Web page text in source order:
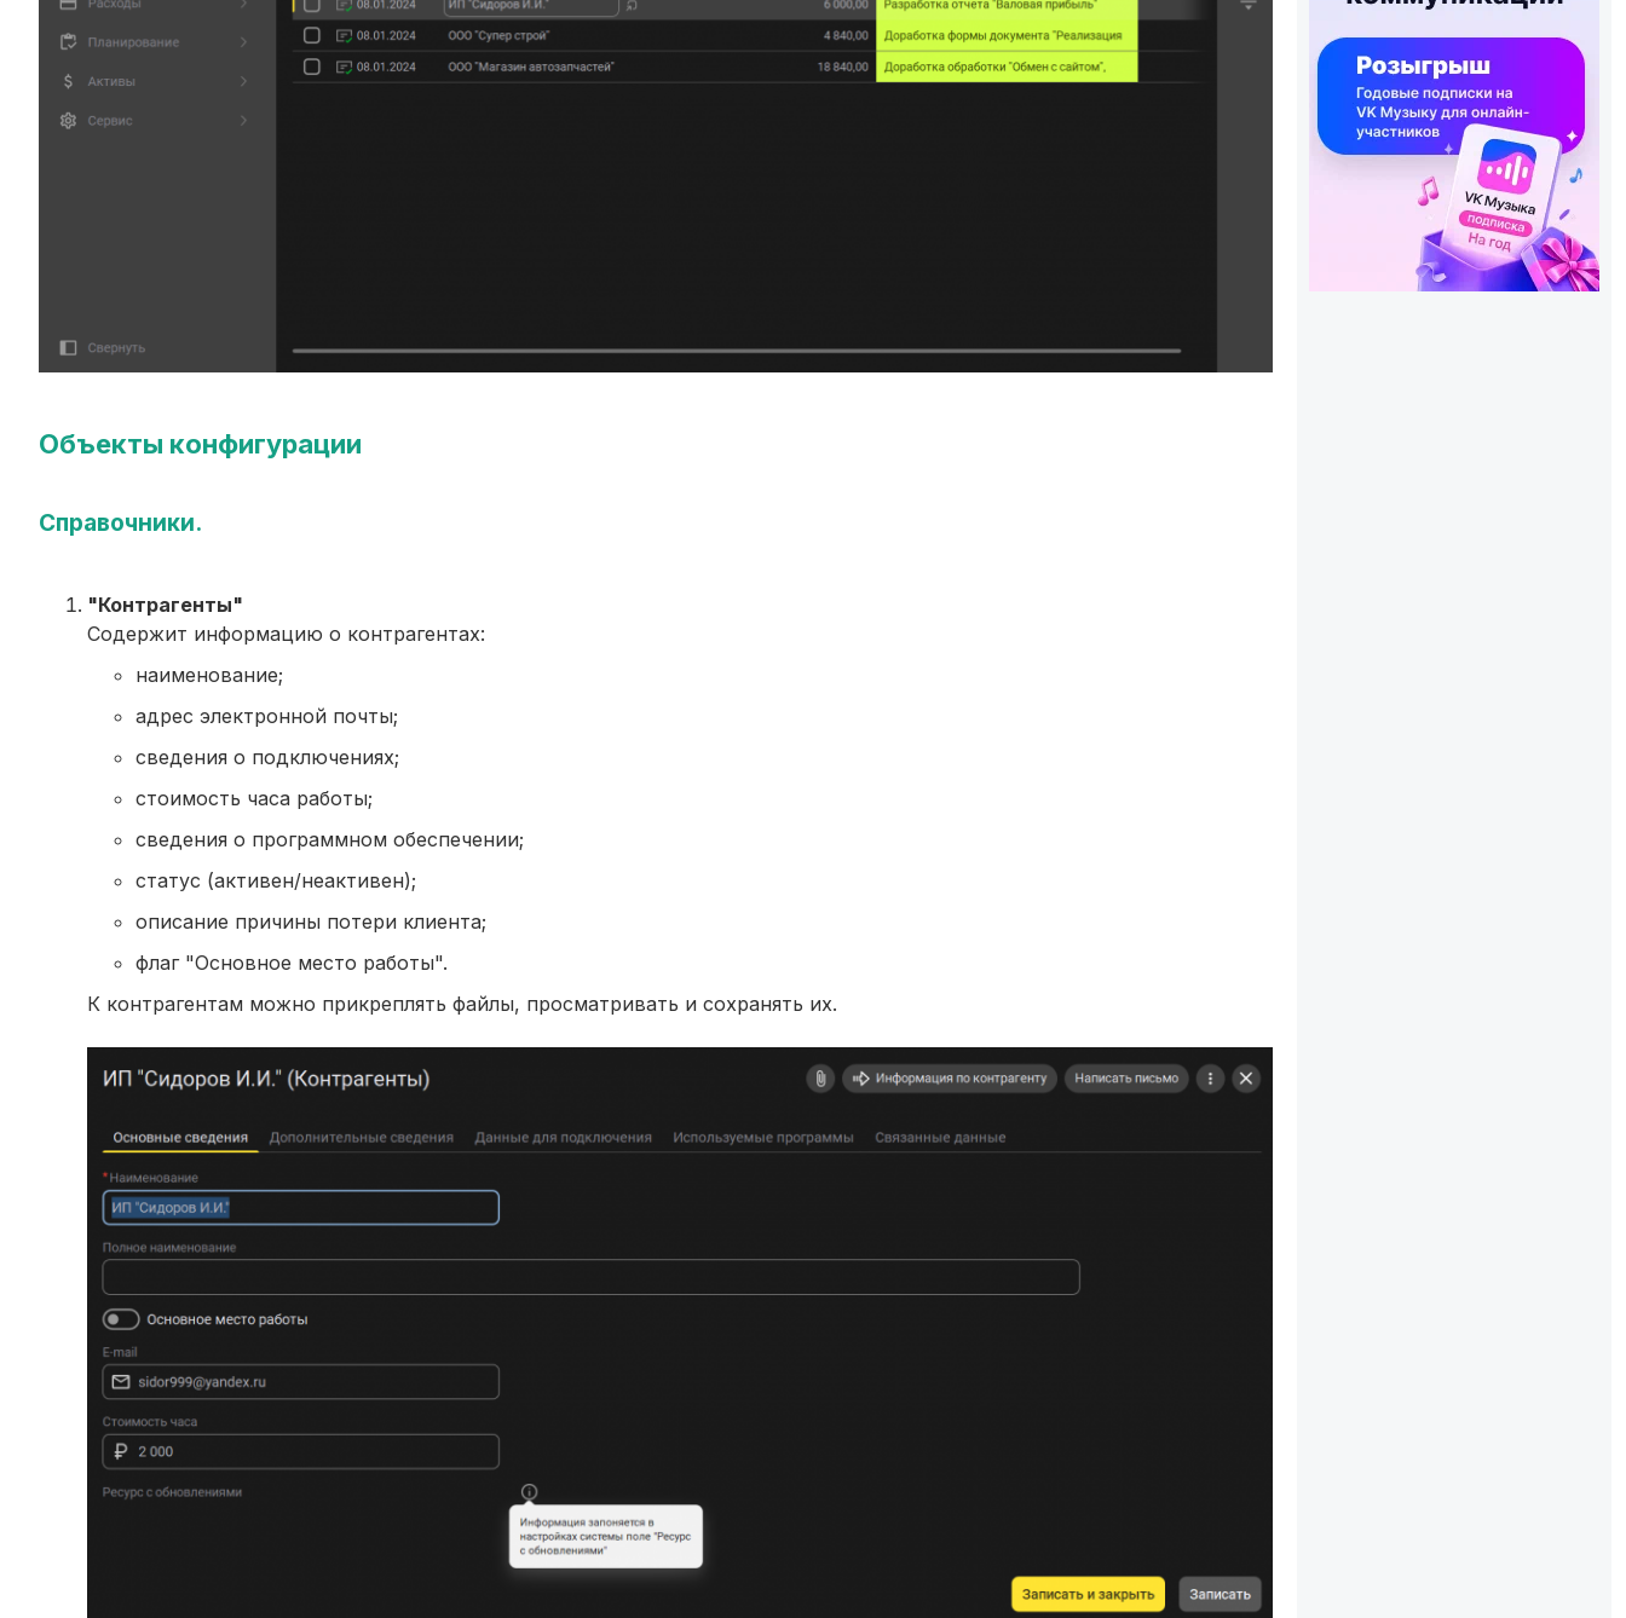
Объекты конфигурации
Справочники.
"Контрагенты"
Содержит информацию о контрагентах:
наименование;
адрес электронной почты;
сведения о подключениях;
стоимость часа работы;
сведения о программном обеспечении;
статус (активен/неактивен);
описание причины потери клиента;
флаг "Основное место работы".
К контрагентам можно прикреплять файлы, просматривать и сохранять их.